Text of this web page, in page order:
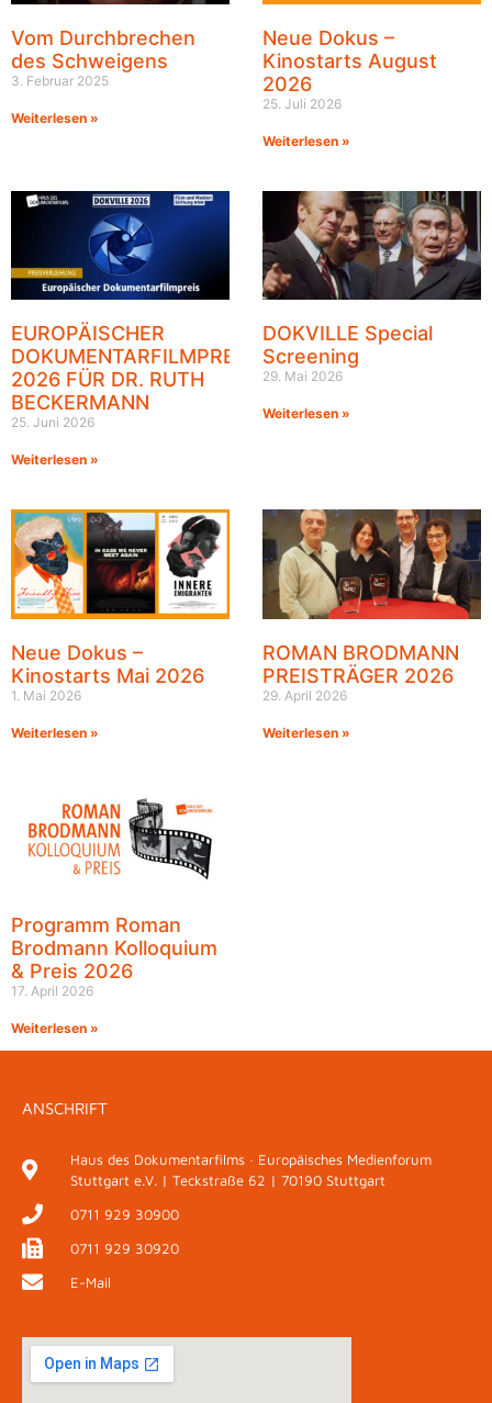
Vom Durchbrechen
des Schweigens
3. Februar 2025
Weiterlesen »
Neue Dokus –
Kinostarts August
2026
25. Juli 2026
Weiterlesen »
EUROPÄISCHER
DOKUMENTARFILMPREIS
2026 FÜR DR. RUTH
BECKERMANN
25. Juni 2026
Weiterlesen »
DOKVILLE Special
Screening
29. Mai 2026
Weiterlesen »
Neue Dokus –
Kinostarts Mai 2026
1. Mai 2026
Weiterlesen »
ROMAN BRODMANN
PREISTRÄGER 2026
29. April 2026
Weiterlesen »
Programm Roman
Brodmann Kolloquium
& Preis 2026
17. April 2026
Weiterlesen »
ANSCHRIFT
Haus des Dokumentarfilms · Europäisches Medienforum
Stuttgart e.V. | Teckstraße 62 | 70190 Stuttgart
0711 929 30900
0711 929 30920
E-Mail